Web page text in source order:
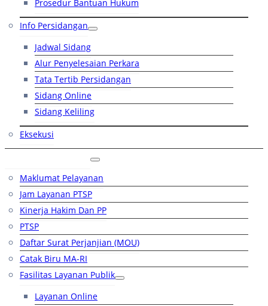
Prosedur Bantuan Hukum
Info Persidangan
Jadwal Sidang
Alur Penyelesaian Perkara
Tata Tertib Persidangan
Sidang Online
Sidang Keliling
Eksekusi
Maklumat Pelayanan
Jam Layanan PTSP
Kinerja Hakim Dan PP
PTSP
Daftar Surat Perjanjian (MOU)
Catak Biru MA-RI
Fasilitas Layanan Publik
Layanan Online